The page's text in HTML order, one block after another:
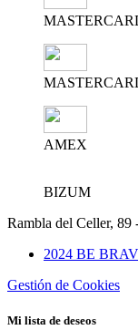
AMEX
BIZUM
Rambla del Celler, 89
2024 BE
Gestión de Cookies
Mi lista de deseos